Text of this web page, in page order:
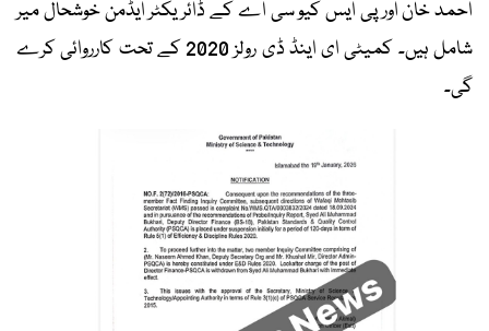
احمد خان اور پی ایس کیو سی اے کے ڈائریکٹر ایڈمن خوشحال میر
شامل ہیں۔ کمیٹی ای اینڈ ڈی رولز 2020 کے تحت کارروائی کرے
گی۔